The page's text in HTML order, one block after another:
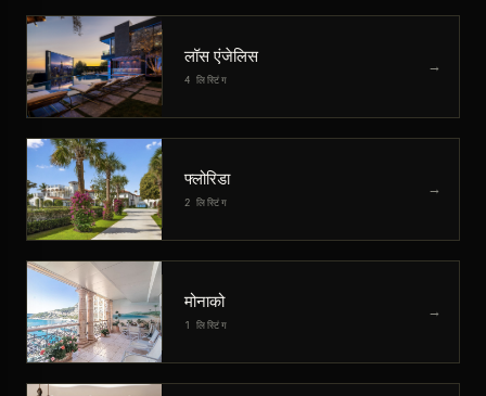
लॉस एंजेलिस
4 लिस्टिंग
→
फ्लोरिडा
2 लिस्टिंग
→
मोनाको
1 लिस्टिंग
→